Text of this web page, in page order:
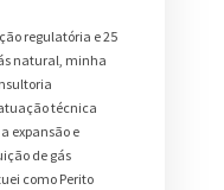
regulatória e 25
natural, minha
técnica
expansão e
de gás
como Perito